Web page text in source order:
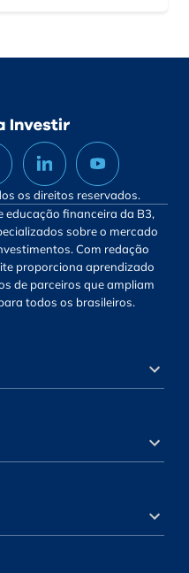
os direitos reservados.
educação financeira da B3,
sobre o mercado
Com redação
proporciona aprendizado
de parceiros que ampliam
todos os brasileiros.